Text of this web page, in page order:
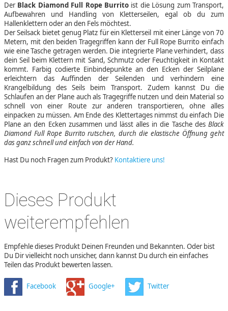
Der Black Diamond Full Rope Burrito ist die Lösung zum Transport,
Aufbewahren und Handling von Kletterseilen, egal ob du zum
Hallenklettern oder an den Fels möchtest.
Der Seilsack bietet genug Platz für ein Kletterseil mit einer Länge von 70
Metern, mit den beiden Tragegriffen kann der Full Rope Burrito einfach
wie eine Tasche getragen werden. Die integrierte Plane verhindert, dass
dein Seil beim Klettern mit Sand, Schmutz oder Feuchtigkeit in Kontakt
kommt. Farbig codierte Einbindepunkte an den Ecken der Seilplane
erleichtern das Auffinden der Seilenden und verhindern eine
Krangelbildung des Seils beim Transport. Zudem kannst Du die
Schlaufen an der Plane auch als Tragegriffe nutzen und dein Material so
schnell von einer Route zur anderen transportieren, ohne alles
einpacken zu müssen. Am Ende des Klettertages nimmst du einfach Die
Plane an den Ecken zusammen und lässt alles in die Tasche des Black
Diamond Full Rope Burrito rutschen, durch die elastische Öffnung geht
das ganz schnell und einfach von der Hand.
Hast Du noch Fragen zum Produkt? Kontaktiere uns!
Dieses Produkt
weiterempfehlen
Empfehle dieses Produkt Deinen Freunden und Bekannten. Oder bist
Du Dir vielleicht noch unsicher, dann kannst Du durch ein einfaches
Teilen das Produkt bewerten lassen.
Facebook Google+ Twitter